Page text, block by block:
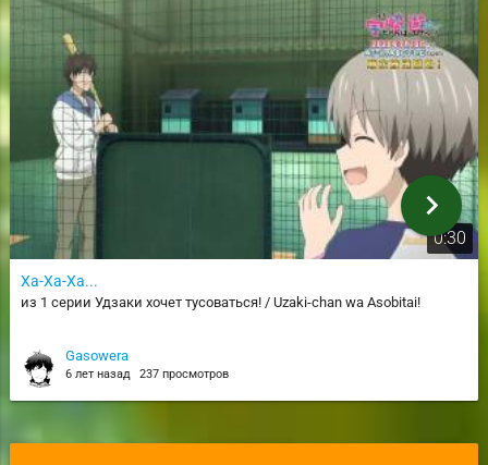
0:30
Ха-Ха-Ха...
из 1 серии Удзаки хочет тусоваться! / Uzaki-chan wa Asobitai!
Gasowera
6 лет назад 237 просмотров
chevron_right